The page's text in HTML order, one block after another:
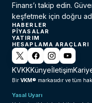
Finans’ı takip edin.
keşfetmek için doğru
HABERLER
PIYASALAR
YATIRIM
HESAPLAMA ARAÇLARI
KVKKKünyeİletişim
Bir VKM® markasıdır ve tüm
Yasal Uyarı